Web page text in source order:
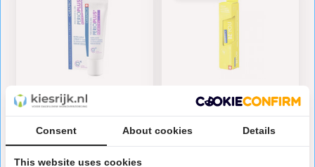
Curaprox Perio Plus
Focus - 10 ml
Curaprox Be You
Tandpasta Rising Star
- 60 ml
Consent About cookies Details
This website uses cookies